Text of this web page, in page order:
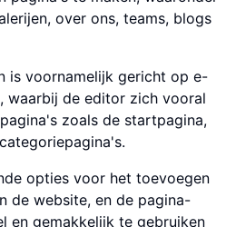
over ons, teams, blogs
is voornamelijk gericht op e-
waarbij de editor zich vooral
zoals de startpagina,
opties voor het toevoegen
de website, en de pagina-
en gemakkelijk te gebruiken